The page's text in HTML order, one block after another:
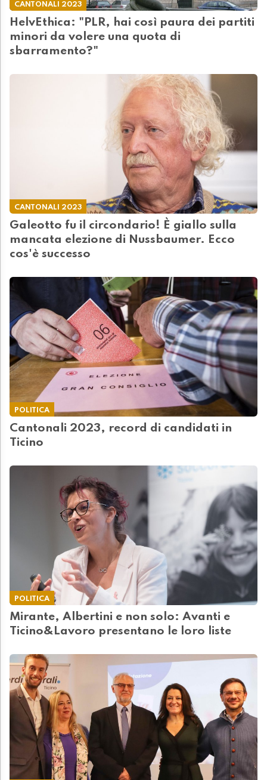
CANTONALI 2023
HelvEthica: "PLR, hai così paura dei partiti
minori da volere una quota di
sbarramento?"
CANTONALI 2023
Galeotto fu il circondario! È giallo sulla
mancata elezione di Nussbaumer. Ecco
cos'è successo
POLITICA
Cantonali 2023, record di candidati in
Ticino
POLITICA
Mirante, Albertini e non solo: Avanti e
Ticino&Lavoro presentano le loro liste